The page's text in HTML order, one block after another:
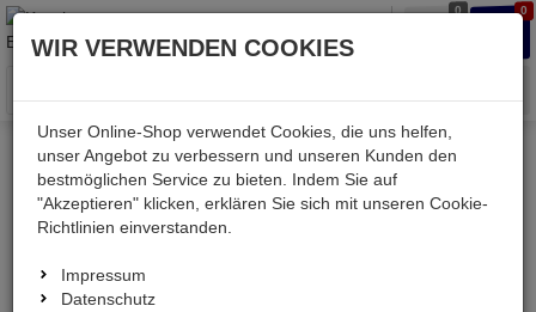
0 0
Menü
Weiter einkaufen Kessler electronic
passiv
Widerstände
SIL9A 150R
WIR VERWENDEN COOKIES
Unser Online-Shop verwendet Cookies, die uns helfen,
unser Angebot zu verbessern und unseren Kunden den
bestmöglichen Service zu bieten. Indem Sie auf
"Akzeptieren" klicken, erklären Sie sich mit unseren Cookie-
Richtlinien einverstanden.
Impressum
Datenschutz